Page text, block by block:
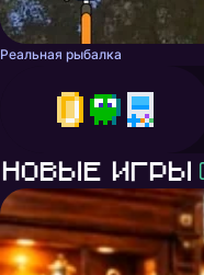
Реальная рыбалка
Новые игры